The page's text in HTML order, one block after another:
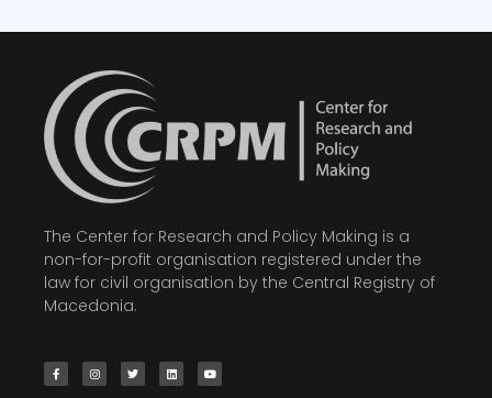
The Center for Research and Policy Making is a
non-for-profit organisation registered under the
law for civil organisation by the Central Registry of
Macedonia.